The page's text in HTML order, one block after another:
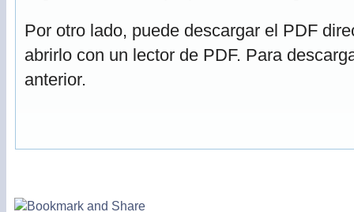
Por otro lado, puede descargar el PDF
abrirlo con un lector de PDF. Para
anterior.